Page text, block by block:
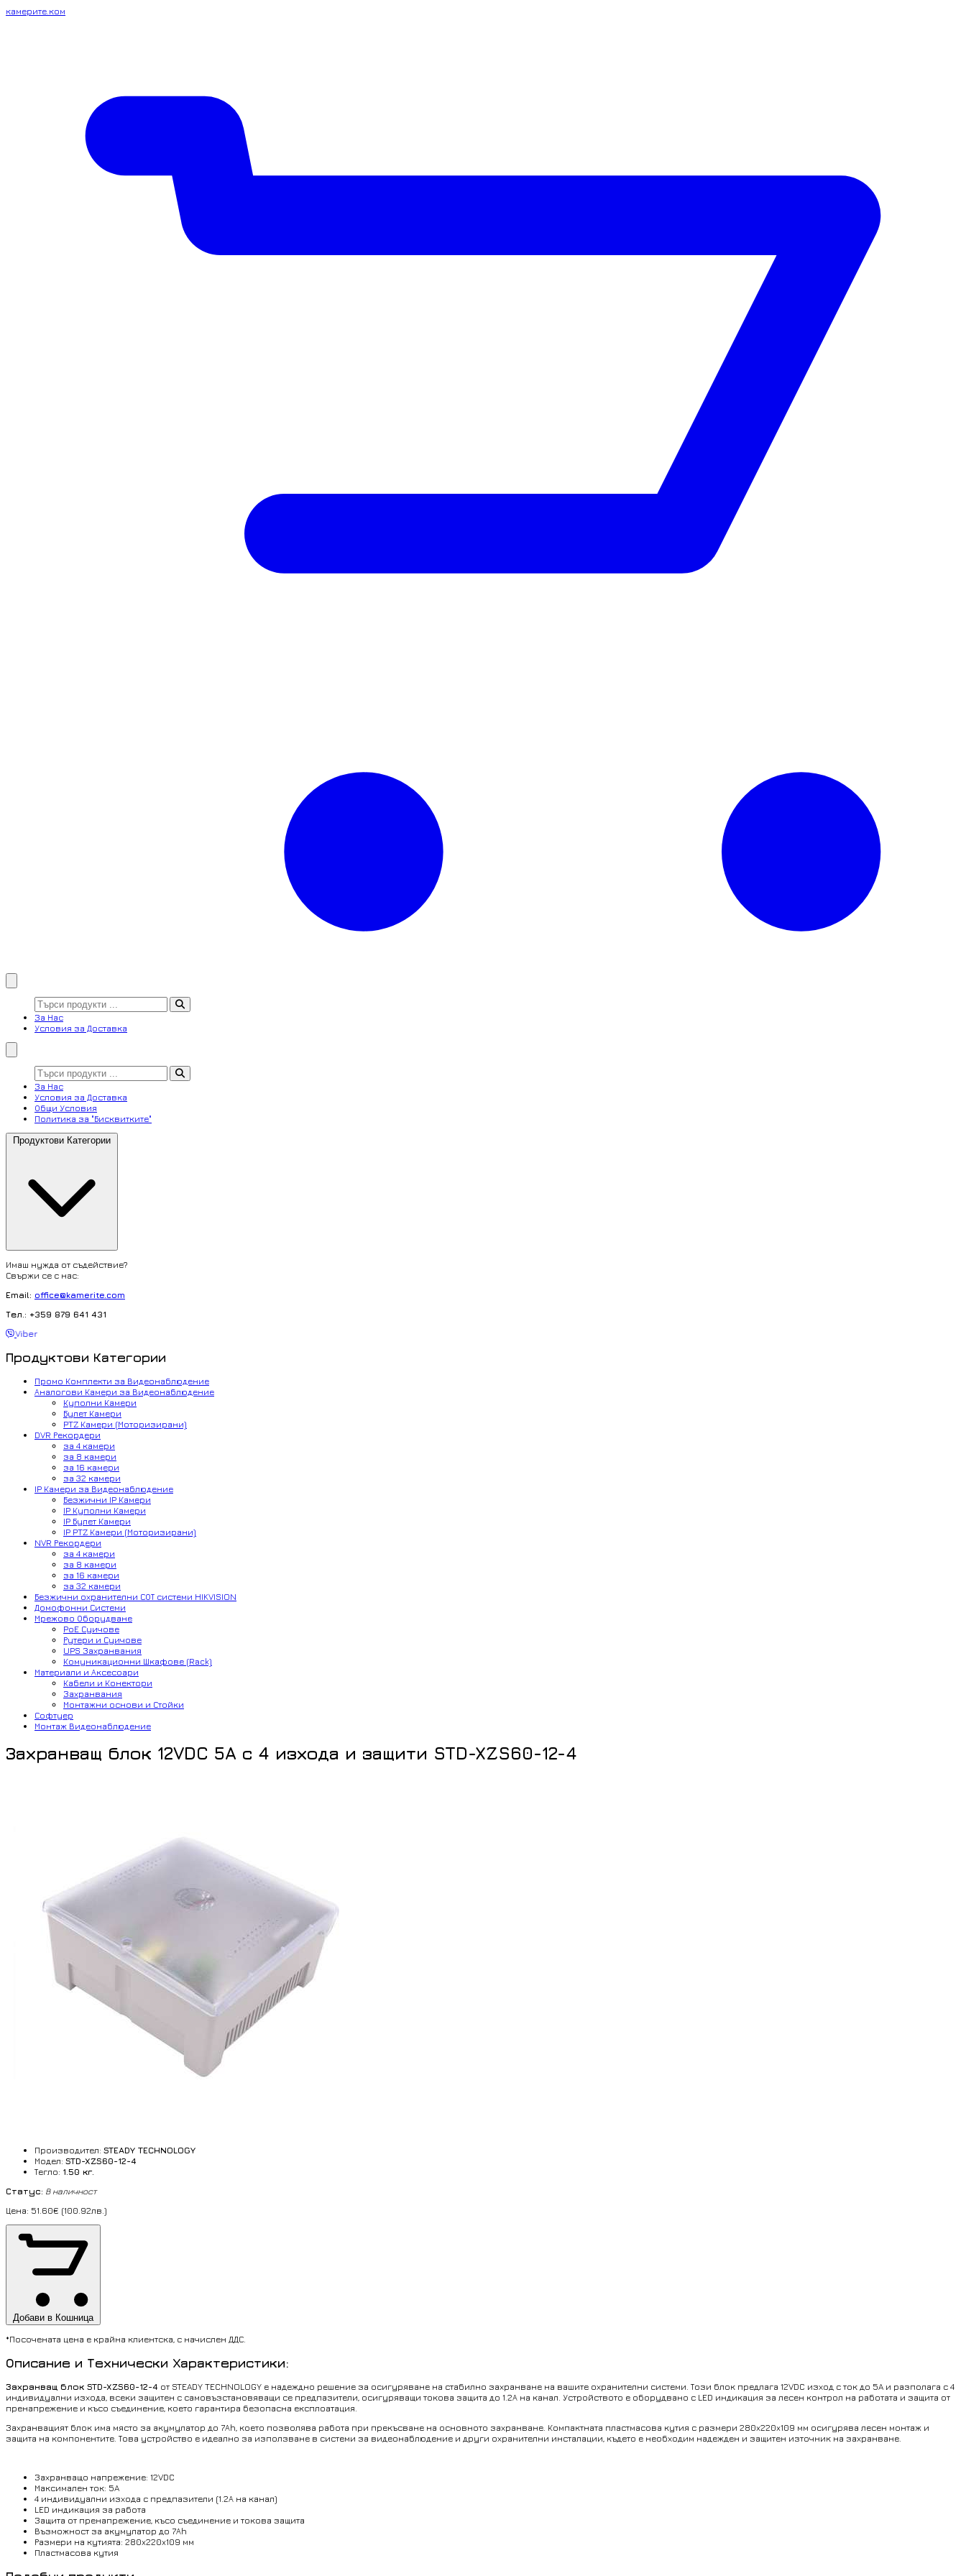
камерите.ком
За Нас
Условия за Доставка
За Нас
Условия за Доставка
Общи Условия
Политика за "Бисквитките"
Продуктови Категории
Имаш нужда от съдействие?
Свържи се с нас:
Email: office@kamerite.com
Тел.: +359 879 641 431
Viber
Продуктови Категории
Промо Комплекти за Видеонаблюдение
Аналогови Камери за Видеонаблюдение
Куполни Камери
Булет Камери
PTZ Камери (Моторизирани)
DVR Рекордери
за 4 камери
за 8 камери
за 16 камери
за 32 камери
IP Камери за Видеонаблюдение
Безжични IP Камери
IP Куполни Камери
IP Булет Камери
IP PTZ Камери (Моторизирани)
NVR Рекордери
за 4 камери
за 8 камери
за 16 камери
за 32 камери
Безжични охранителни СОТ системи HIKVISION
Домофонни Системи
Мрежово Оборудване
PoE Суичове
Рутери и Суичове
UPS Захранвания
Комуникационни Шкафове (Rack)
Материали и Аксесоари
Кабели и Конектори
Захранвания
Монтажни основи и Стойки
Софтуер
Монтаж Видеонаблюдение
Захранващ блок 12VDC 5A с 4 изхода и защити STD-XZS60-12-4
Производител: STEADY TECHNOLOGY
Модел: STD-XZS60-12-4
Тегло: 1.50 кг.
Статус: В наличност
Цена: 51.60€ (100.92лв.)
Добави в Кошница
*Посочената цена е крайна клиентска, с начислен ДДС.
Описание и Технически Характеристики:
Захранващ блок STD-XZS60-12-4 от STEADY TECHNOLOGY е надеждно решение за осигуряване на стабилно захранване на вашите охранителни системи. Този блок предлага 12VDC изход с ток до 5A и разполага с 4
индивидуални изхода, всеки защитен с самовъзстановяващи се предпазители, осигуряващи токова защита до 1.2А на канал. Устройството е оборудвано с LED индикация за лесен контрол на работата и защита от
пренапрежение и късо съединение, което гарантира безопасна експлоатация.
Захранващият блок има място за акумулатор до 7Аh, което позволява работа при прекъсване на основното захранване. Компактната пластмасова кутия с размери 280x220x109 мм осигурява лесен монтаж и
защита на компонентите. Това устройство е идеално за използване в системи за видеонаблюдение и други охранителни инсталации, където е необходим надежден и защитен източник на захранване.
Захранващо напрежение: 12VDC
Максимален ток: 5A
4 индивидуални изхода с предпазители (1.2А на канал)
LED индикация за работа
Защита от пренапрежение, късо съединение и токова защита
Възможност за акумулатор до 7Аh
Размери на кутията: 280x220x109 мм
Пластмасова кутия